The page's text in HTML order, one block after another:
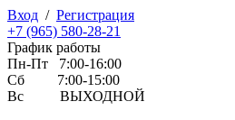
Вход / Регистрация
+7 (965) 580-28-21
График работы
Пн-Пт 7:00-16:00
Сб 7:00-15:00
Вс ВЫХОДНОЙ